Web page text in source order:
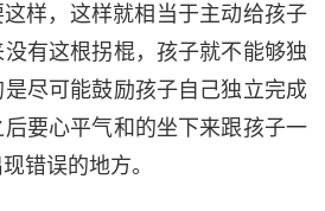
样，这样就相当于主动给孩子
有这根拐棍，孩子就不能够独
尽可能鼓励孩子自己独立完成
要心平气和的坐下来跟孩子一
错误的地方。